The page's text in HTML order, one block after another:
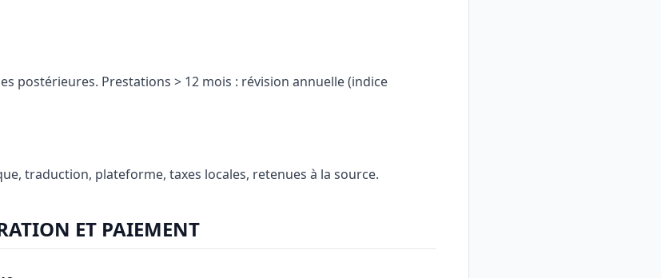
postérieures. Prestations > 12 mois : révision annuelle (indice
traduction, plateforme, taxes locales, retenues à la source.
ET PAIEMENT